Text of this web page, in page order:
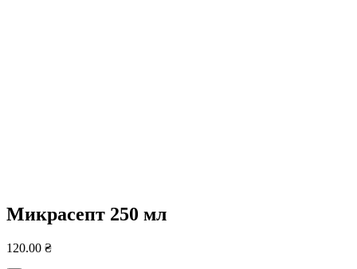
Микрасепт 250 мл
120.00 ₴